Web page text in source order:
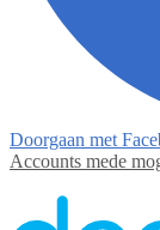
Doorgaan met
Accounts mede